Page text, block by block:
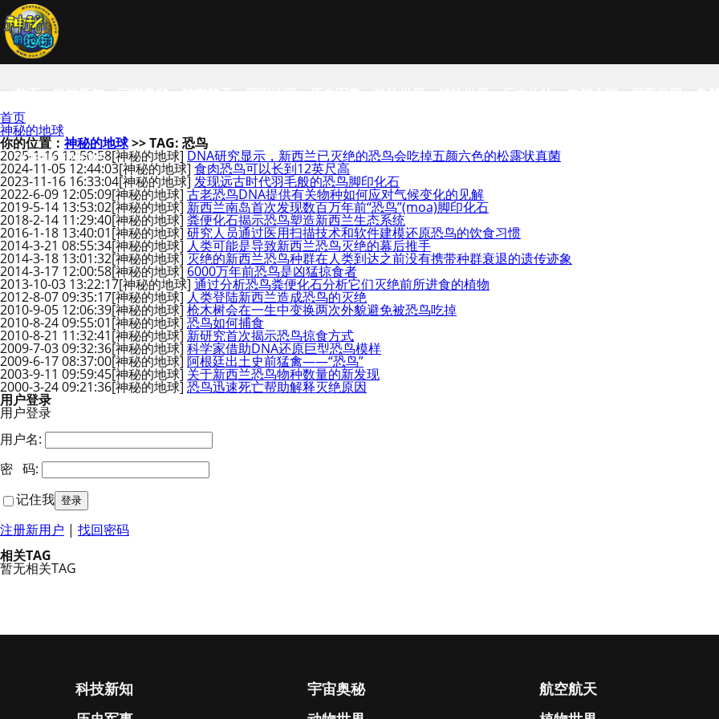
首页 科技新知 宇宙奥秘 航空航天 国家地理 历史军事 动物世界 植物世界 远古生物 未解之谜 探索发现 自
SCIENCE NEWS
首页
神秘的地球
你的位置：神秘的地球>> TAG: 恐鸟
2025-1-16 12:50:58[神秘的地球] DNA研究显示，新西兰已灭绝的恐鸟会吃掉五颜六色的松露状真菌
2024-11-05 12:44:03[神秘的地球] 食肉恐鸟可以长到12英尺高
2023-11-16 16:33:04[神秘的地球] 发现远古时代羽毛般的恐鸟脚印化石
2022-6-09 12:05:09[神秘的地球] 古老恐鸟DNA提供有关物种如何应对气候变化的见解
2019-5-14 13:53:02[神秘的地球] 新西兰南岛首次发现数百万年前“恐鸟”(moa)脚印化石
2018-2-14 11:29:40[神秘的地球] 粪便化石揭示恐鸟塑造新西兰生态系统
2016-1-18 13:40:01[神秘的地球] 研究人员通过医用扫描技术和软件建模还原恐鸟的饮食习惯
2014-3-21 08:55:34[神秘的地球] 人类可能是导致新西兰恐鸟灭绝的幕后推手
2014-3-18 13:01:32[神秘的地球] 灭绝的新西兰恐鸟种群在人类到达之前没有携带种群衰退的遗传迹象
2014-3-17 12:00:58[神秘的地球] 6000万年前恐鸟是凶猛掠食者
2013-10-03 13:22:17[神秘的地球] 通过分析恐鸟粪便化石分析它们灭绝前所进食的植物
2012-8-07 09:35:17[神秘的地球] 人类登陆新西兰造成恐鸟的灭绝
2010-9-05 12:06:39[神秘的地球] 枪木树会在一生中变换两次外貌避免被恐鸟吃掉
2010-8-24 09:55:01[神秘的地球] 恐鸟如何捕食
2010-8-21 11:32:41[神秘的地球] 新研究首次揭示恐鸟掠食方式
2009-7-03 09:32:36[神秘的地球] 科学家借助DNA还原巨型恐鸟模样
2009-6-17 08:37:00[神秘的地球] 阿根廷出土史前猛禽——“恐鸟”
2003-9-11 09:59:45[神秘的地球] 关于新西兰恐鸟物种数量的新发现
2000-3-24 09:21:36[神秘的地球] 恐鸟迅速死亡帮助解释灭绝原因
用户登录
用户登录
用户名:
密 码:
记住我
注册新用户 | 找回密码
相关TAG
暂无相关TAG
科技新知 宇宙奥秘
航空航天